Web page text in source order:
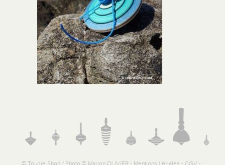
© Toupie Shop / Photo © Marion OLIVIER - Mentions Légales - CGV -